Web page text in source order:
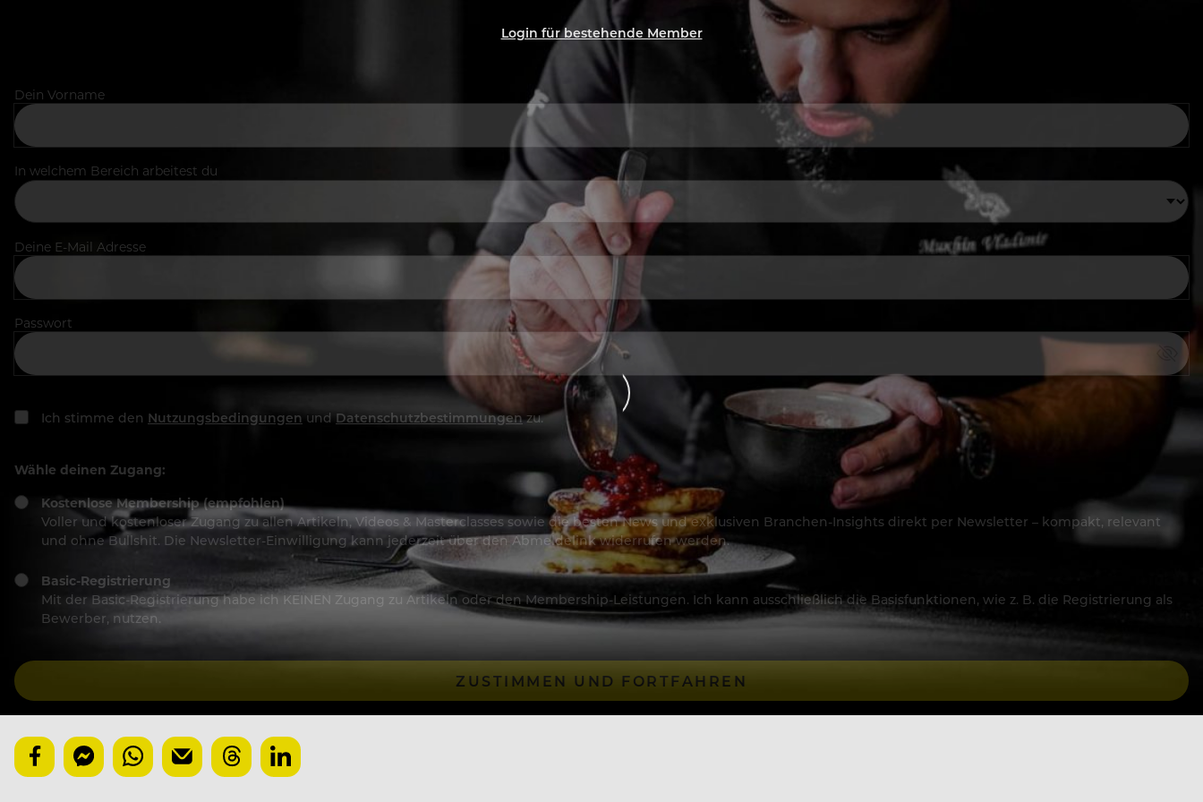
Login für bestehende Member
Dein Vorname
In welchem Bereich arbeitest du
Deine E-Mail Adresse
Passwort
Ich stimme den Nutzungsbedingungen und Datenschutzbestimmungen zu.
Wähle deinen Zugang:
Kostenlose Membership (empfohlen)
Voller und kostenloser Zugang zu allen Artikeln, Videos & Masterclasses sowie die besten News und exklusiven Branchen-Insights direkt per Newsletter – kompakt, relevant
und ohne Bullshit. Die Newsletter-Einwilligung kann jederzeit über den Abmeldelink widerrufen werden.
Basic-Registrierung
Mit der Basic-Registrierung habe ich KEINEN Zugang zu Artikeln oder den Membership-Leistungen. Ich kann ausschließlich die Basisfunktionen, wie z. B. die Registrierung als
Bewerber, nutzen.
ZUSTIMMEN UND FORTFAHREN